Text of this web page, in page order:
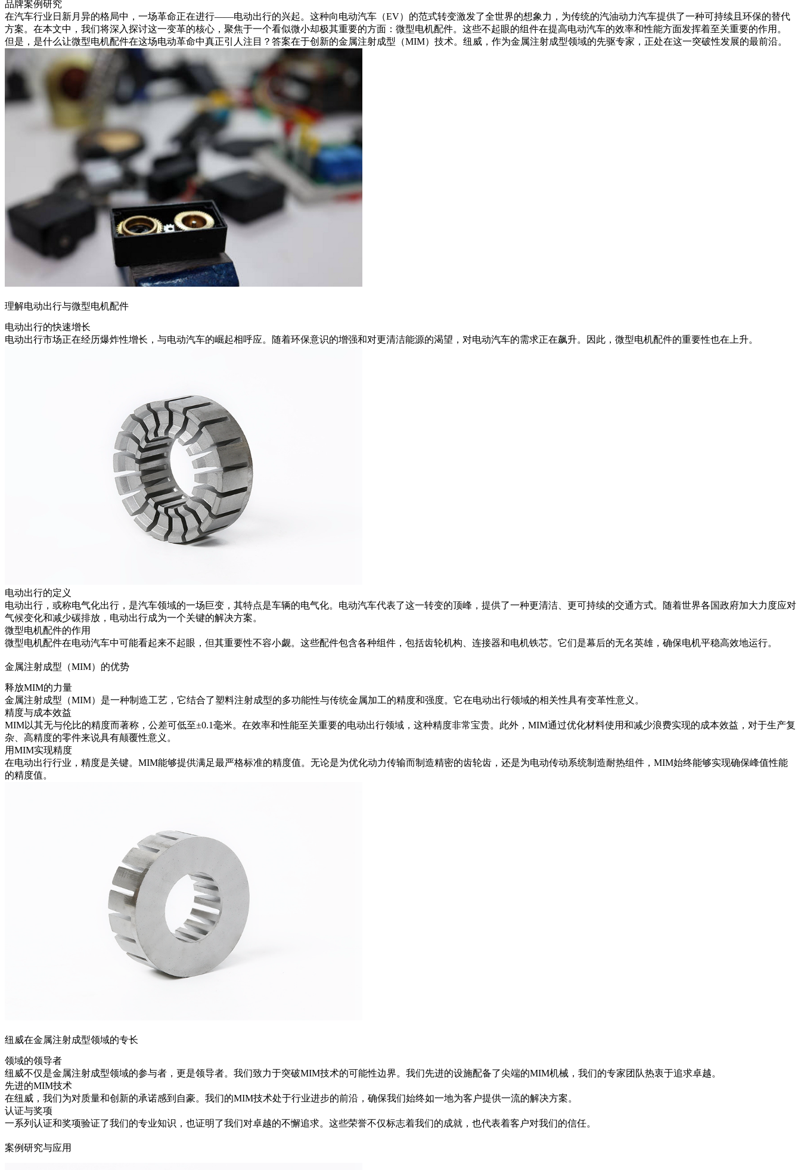
品牌案例研究
在汽车行业日新月异的格局中，一场革命正在进行——电动出行的兴起。这种向电动汽车（EV）的范式转变激发了全世界的想象力，为传统的汽油动力汽车提供了一种可持续且环保的替代
方案。在本文中，我们将深入探讨这一变革的核心，聚焦于一个看似微小却极其重要的方面：微型电机配件。这些不起眼的组件在提高电动汽车的效率和性能方面发挥着至关重要的作用。
但是，是什么让微型电机配件在这场电动革命中真正引人注目？答案在于创新的金属注射成型（MIM）技术。纽威，作为金属注射成型领域的先驱专家，正处在这一突破性发展的最前沿。
理解电动出行与微型电机配件
电动出行的快速增长
电动出行市场正在经历爆炸性增长，与电动汽车的崛起相呼应。随着环保意识的增强和对更清洁能源的渴望，对电动汽车的需求正在飙升。因此，微型电机配件的重要性也在上升。
电动出行的定义
电动出行，或称电气化出行，是汽车领域的一场巨变，其特点是车辆的电气化。电动汽车代表了这一转变的顶峰，提供了一种更清洁、更可持续的交通方式。随着世界各国政府加大力度应对
气候变化和减少碳排放，电动出行成为一个关键的解决方案。
微型电机配件的作用
微型电机配件在电动汽车中可能看起来不起眼，但其重要性不容小觑。这些配件包含各种组件，包括齿轮机构、连接器和电机铁芯。它们是幕后的无名英雄，确保电机平稳高效地运行。
金属注射成型（MIM）的优势
释放MIM的力量
金属注射成型（MIM）是一种制造工艺，它结合了塑料注射成型的多功能性与传统金属加工的精度和强度。它在电动出行领域的相关性具有变革性意义。
精度与成本效益
MIM以其无与伦比的精度而著称，公差可低至±0.1毫米。在效率和性能至关重要的电动出行领域，这种精度非常宝贵。此外，MIM通过优化材料使用和减少浪费实现的成本效益，对于生产复
杂、高精度的零件来说具有颠覆性意义。
用MIM实现精度
在电动出行行业，精度是关键。MIM能够提供满足最严格标准的精度值。无论是为优化动力传输而制造精密的齿轮齿，还是为电动传动系统制造耐热组件，MIM始终能够实现确保峰值性能
的精度值。
纽威在金属注射成型领域的专长
领域的领导者
纽威不仅是金属注射成型领域的参与者，更是领导者。我们致力于突破MIM技术的可能性边界。我们先进的设施配备了尖端的MIM机械，我们的专家团队热衷于追求卓越。
先进的MIM技术
在纽威，我们为对质量和创新的承诺感到自豪。我们的MIM技术处于行业进步的前沿，确保我们始终如一地为客户提供一流的解决方案。
认证与奖项
一系列认证和奖项验证了我们的专业知识，也证明了我们对卓越的不懈追求。这些荣誉不仅标志着我们的成就，也代表着客户对我们的信任。
案例研究与应用